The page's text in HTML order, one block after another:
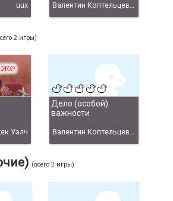
uux Валентин Коптельцев, 1997 год /авторский перевод 2014 года/
2 игры)
Уэлч
Дело (особой)
важности
Валентин Коптельцев, 1997 год /авторский перевод 2014 года/
(всего 2 игры)